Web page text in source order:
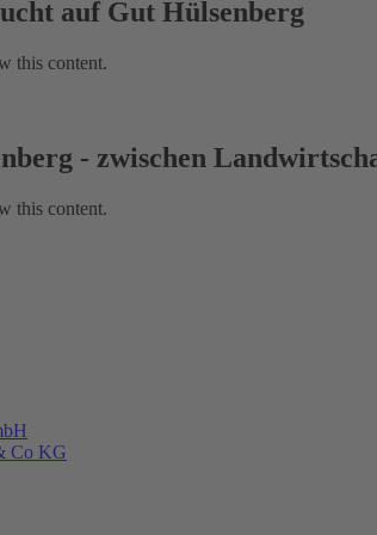
auf Gut Hülsenberg
this content.
- zwischen
this content.
Co KG